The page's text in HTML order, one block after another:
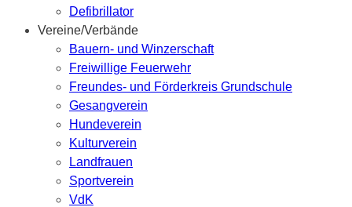
Defibrillator
Vereine/Verbände
Bauern- und Winzerschaft
Freiwillige Feuerwehr
Freundes- und Förderkreis Grundschule
Gesangverein
Hundeverein
Kulturverein
Landfrauen
Sportverein
VdK